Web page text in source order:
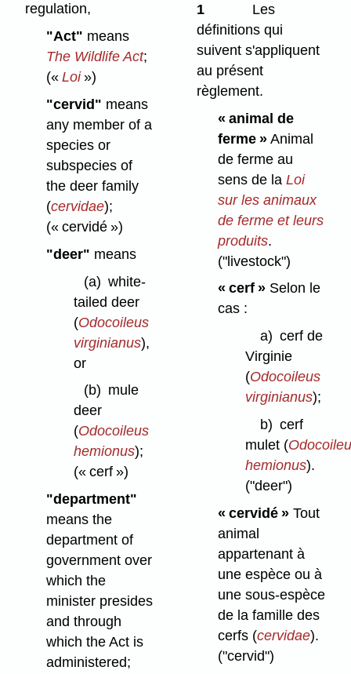
regulation,
"Act" means
The Wildlife Act;
(« Loi»)
"cervid" means
any member of a
species or
subspecies of
the deer family
(cervidae);
(« cervidé »)
"deer" means
(a) white-
tailed deer
(Odocoileus
virginianus),
or
(b) mule
deer
(Odocoileus
hemionus);
(« cerf »)
"department"
means the
department of
government over
which the
minister presides
and through
which the Act is
administered;
1
Les
définitions qui
suivent s'appliquent
au présent
règlement.
« animal de
ferme »Animal
de ferme au
sens de la Loi
sur les animaux
de ferme et leurs
produits.
("livestock")
« cerf » Selon le
cas :
a) cerf de
Virginie
(Odocoileus
virginianus);
b) cerf
mulet (
hemionus).
("deer")
« cervidé » Tout
animal
appartenant à
une espèce ou à
une sous-espèce
de la famille des
cerfs (cervidae).
("cervid")